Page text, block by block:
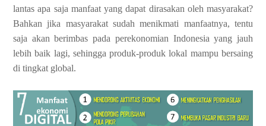
lantas apa saja manfaat yang dapat dirasakan oleh masyarakat?
Bahkan jika masyarakat sudah menikmati manfaatnya, tentu
saja akan berimbas pada perekonomian Indonesia yang jauh
lebih baik lagi, sehingga produk-produk lokal mampu bersaing
di tingkat global.